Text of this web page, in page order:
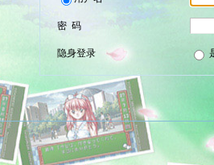
密 码
隐身登录